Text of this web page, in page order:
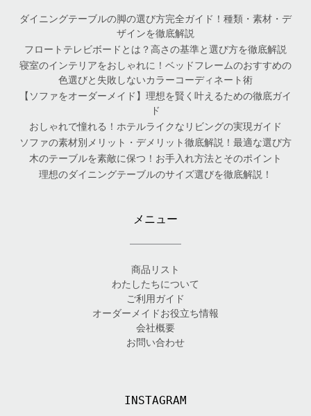
ダイニングテーブルの脚の選び方完全ガイド！種類・素材・デ
ザインを徹底解説
フロートテレビボードとは？高さの基準と選び方を徹底解説
寝室のインテリアをおしゃれに！ベッドフレームのおすすめの
色選びと失敗しないカラーコーディネート術
【ソファをオーダーメイド】理想を賢く叶えるための徹底ガイ
ド
おしゃれで憧れる！ホテルライクなリビングの実現ガイド
ソファの素材別メリット・デメリット徹底解説！最適な選び方
木のテーブルを素敵に保つ！お手入れ方法とそのポイント
理想のダイニングテーブルのサイズ選びを徹底解説！
メニュー
商品リスト
わたしたちについて
ご利用ガイド
オーダーメイドお役立ち情報
会社概要
お問い合わせ
INSTAGRAM